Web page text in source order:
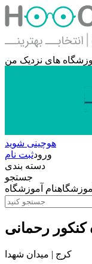
های نزدیک من
هوچینی شوید
ورودثبت نام
دسته بندی
جستجو
نام آموزشگاه
کنکور رحمانی
کرج | میدان شهدا